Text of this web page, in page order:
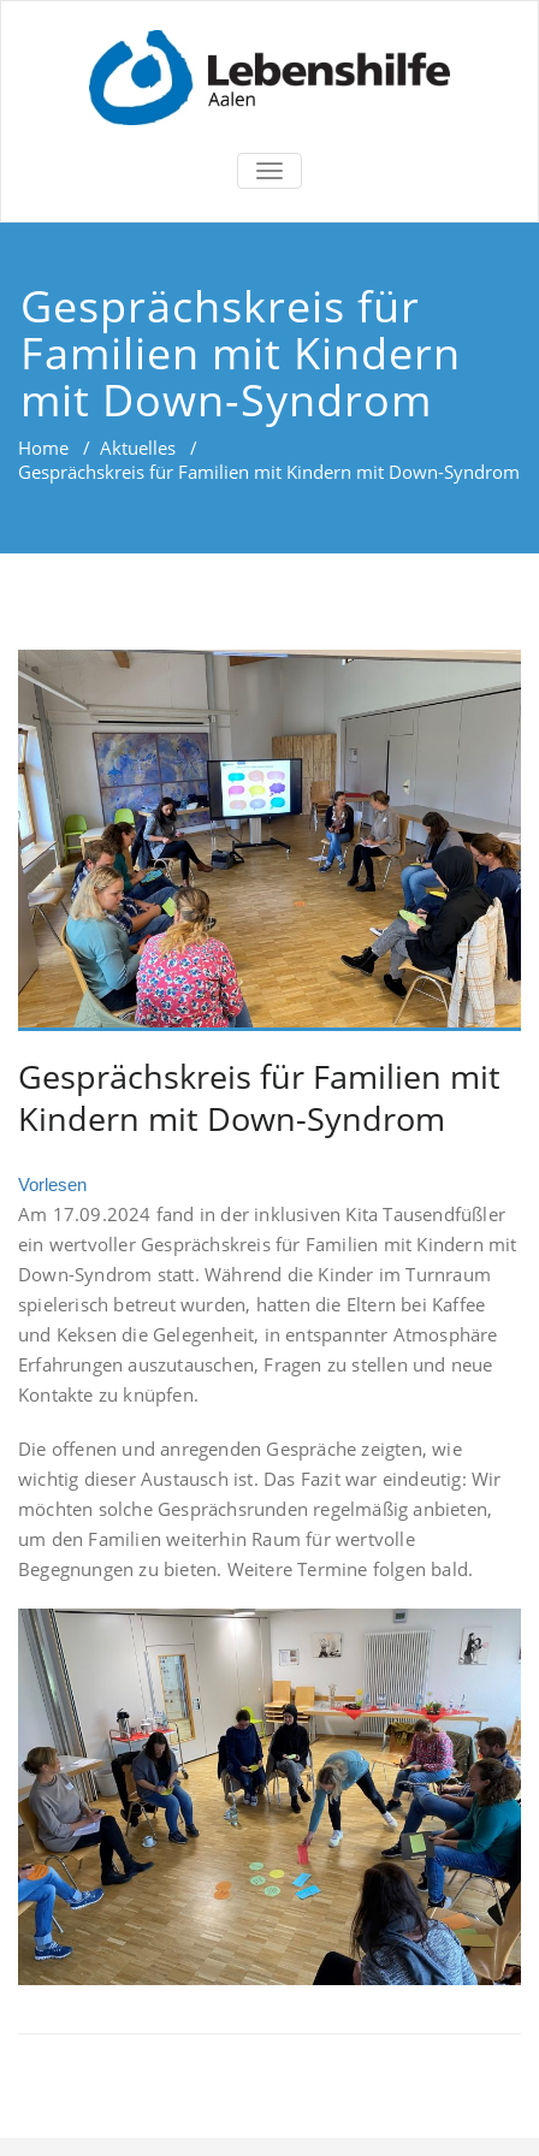
TOGGLE
Gesprächskreis für
Familien mit Kindern
mit Down-Syndrom
Home / Aktuelles /
Gesprächskreis für Familien mit Kindern mit Down-Syndrom
Gesprächskreis für Familien mit
Kindern mit Down-Syndrom
Vorlesen
Am 17.09.2024 fand in der inklusiven Kita Tausendfüßler
ein wertvoller Gesprächskreis für Familien mit Kindern mit
Down-Syndrom statt. Während die Kinder im Turnraum
spielerisch betreut wurden, hatten die Eltern bei Kaffee
und Keksen die Gelegenheit, in entspannter Atmosphäre
Erfahrungen auszutauschen, Fragen zu stellen und neue
Kontakte zu knüpfen.
Die offenen und anregenden Gespräche zeigten, wie
wichtig dieser Austausch ist. Das Fazit war eindeutig: Wir
möchten solche Gesprächsrunden regelmäßig anbieten,
um den Familien weiterhin Raum für wertvolle
Begegnungen zu bieten. Weitere Termine folgen bald.